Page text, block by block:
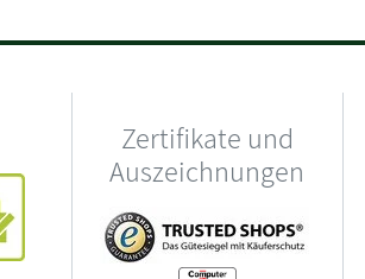
Zertifikate und
Auszeichnungen